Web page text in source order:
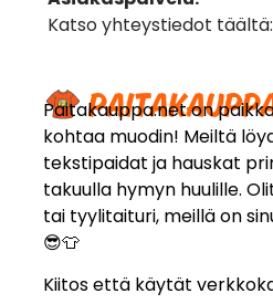
Paitakauppa.net on
kohtaa muodin! Meiltä
tekstipaidat ja hauskat
takuulla hymyn huulille.
tai tyylitaituri, meillä on
😎👕
Kiitos että käytät
Katso yhteystiedot täältä: